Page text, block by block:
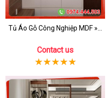
Tủ Áo Gỗ Công Nghiệp MDF »...
Contact us